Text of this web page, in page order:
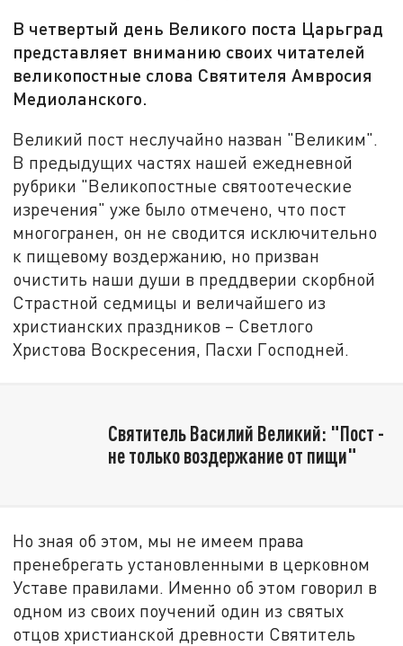
В четвертый день Великого поста Царьград
представляет вниманию своих читателей
великопостные слова Святителя Амвросия
Медиоланского.
Великий пост неслучайно назван "Великим".
В предыдущих частях нашей ежедневной
рубрики "Великопостные святоотеческие
изречения" уже было отмечено, что пост
многогранен, он не сводится исключительно
к пищевому воздержанию, но призван
очистить наши души в преддверии скорбной
Страстной седмицы и величайшего из
христианских праздников – Светлого
Христова Воскресения, Пасхи Господней.
Святитель Василий Великий: "Пост -
не только воздержание от пищи"
Но зная об этом, мы не имеем права
пренебрегать установленными в церковном
Уставе правилами. Именно об этом говорил в
одном из своих поучений один из святых
отцов христианской древности Святитель